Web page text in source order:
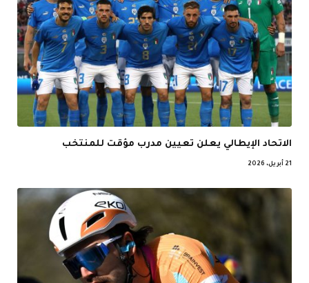
الاتحاد الإيطالي يعلن تعيين مدرب مؤقت للمنتخب
21 أبريل، 2026